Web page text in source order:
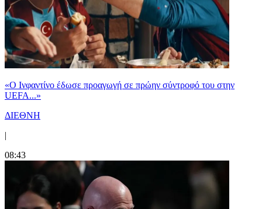
«Ο Ινφαντίνο έδωσε προαγωγή σε πρώην σύντροφό του στην
UEFA...»
ΔΙΕΘΝΗ
|
08:43